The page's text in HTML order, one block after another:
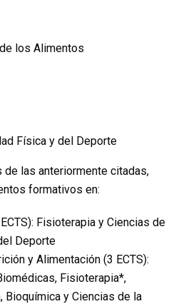
los Alimentos
Física y del Deporte
las anteriormente citadas,
formativos en:
Fisioterapia y Ciencias de
Deporte
y Alimentación (3 ECTS):
Fisioterapia*,
Bioquímica y Ciencias de la